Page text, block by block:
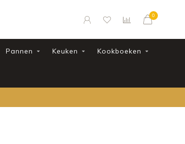
0
Pannen Keuken Kookboeken